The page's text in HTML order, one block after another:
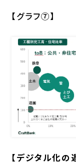
【グラフ⑦】
【デジタル化の